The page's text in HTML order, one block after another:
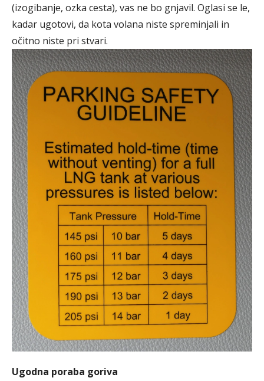
(izogibanje, ozka cesta), vas ne bo gnjavil. Oglasi se le,
kadar ugotovi, da kota volana niste spreminjali in
očitno niste pri stvari.
Ugodna poraba goriva